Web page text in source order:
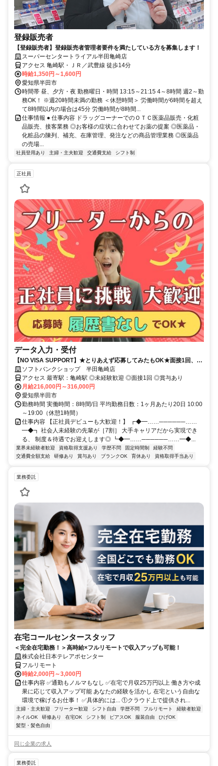
登録販売者
【登録販売者】登録販売者管理者要件を満たしている方を募集します！
スーパーセンタートライアル半田亀崎店
アクセス 亀崎駅・ＪＲ／武豊線 徒歩14分
時給1,350円～1,600円
愛知県半田市
時間帯 昼、夕方・夜 勤務曜日・時間 13:15～21:15 4～8時間 週2～勤
務OK！ ※週20時間未満の勤務 ＜休憩時間＞ 労働時間が6時間を超え
て8時間以内の場合は45分 労働時間が8時間...
仕事情報 ● 仕事内容 ドラッグコーナーでのＯＴＣ医薬品販売・化粧
品販売、接客業務 ◎お客様の症状に合わせてお薬の提案 ◎医薬品・
化粧品の陳列、補充、在庫管理、発注などの商品管理業務 ◎医薬品
の売場...
社員登用あり 主婦・主夫歓迎 交通費支給 シフト制
正社員
データ入力・受付
【NO VISA SUPPORT】★とりあえず応募してみたもOK★面接1回、最
短1週間で内定可！正社員デビューにオススメ★
ソフトバンクショップ 半田亀崎店
アクセス 最寄駅：亀崎駅 ◎未経験歓迎 ◎面接1回 ◎賞与あり
月給216,000円～316,000円
愛知県半田市
勤務時間 実働時間：8時間/日 平均勤務日数：1ヶ月あたり20日 10:00
～19:00（休憩1時間）
仕事内容 【正社員デビューも大歓迎！】 ┏◆━……──────……
━◆┓ 社会人未経験の先輩が［7割］ 大手キャリアだから実現でき
る、 制度＆待遇でお迎えします◎ ┗◆━……──────……━◆...
業界未経験者歓迎 資格取得支援あり 学歴不問 固定時間制
経験不問
交通費全額支給
研修あり 賞与あり ブランクOK 育休あり 資格取得手当あり
業務委託
在宅コールセンタースタッフ
＜完全在宅勤務！＞高時給×フルリモートで収入アップも可能！
株式会社日本テレアポセンター
フルリモート
時給2,000円～3,000円
仕事内容 ✅通勤もノルマもなし ✅在宅で月収25万円以上 働き方や成
果に応じて収入アップ可能 あなたの経験を活かし 在宅という自由な
環境で稼げるお仕事！ ✅具体的には... ①クラウド上で提供され...
主婦・主夫歓迎 フリーター歓迎 シフト自由 学歴不問 フルリモート
経験者歓迎
ネイルOK
研修あり 在宅OK シフト制 ピアスOK 服装自由
ひげOK
髪型・髪色自由
同じ企業の求人
業務委託